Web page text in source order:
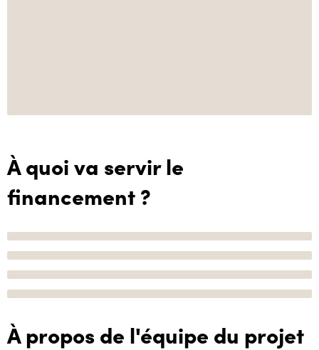
À quoi va servir le
financement ?
À propos de l'équipe du projet